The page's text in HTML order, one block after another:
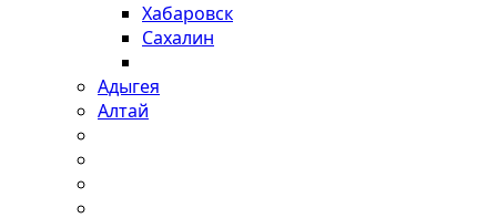
Хабаровск
Сахалин
Адыгея
Алтай